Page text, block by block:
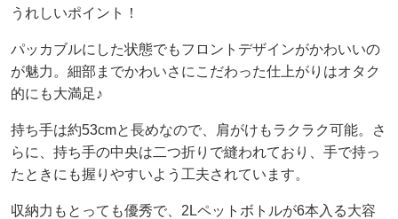
うれしいポイント！
パッカブルにした状態でもフロントデザインがかわいいの
が魅力。細部までかわいさにこだわった仕上がりはオタク
的にも大満足♪
持ち手は約53cmと長めなので、肩がけもラクラク可能。さ
らに、持ち手の中央は二つ折りで縫われており、手で持っ
たときにも握りやすいよう工夫されています。
収納力もとっても優秀で、2Lペットボトルが6本入る大容